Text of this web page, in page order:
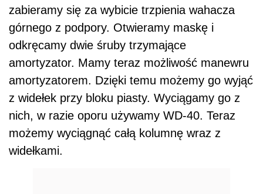
zabieramy się za wybicie trzpienia wahacza
górnego z podpory. Otwieramy maskę i
odkręcamy dwie śruby trzymające
amortyzator. Mamy teraz możliwość manewru
amortyzatorem. Dzięki temu możemy go wyjąć
z widełek przy bloku piasty. Wyciągamy go z
nich, w razie oporu używamy WD-40. Teraz
możemy wyciągnąć całą kolumnę wraz z
widełkami.